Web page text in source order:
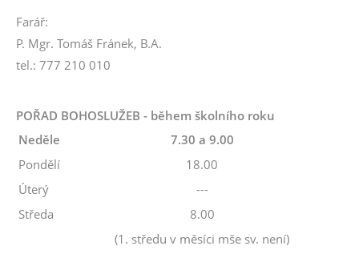
Farář:
P. Mgr. Tomáš Fránek, B.A.
tel.: 777 210 010
POŘAD BOHOSLUŽEB - během školního roku
Neděle
7.30 a 9.00
Pondělí
18.00
Úterý
---
Středa
8.00
(1. středu v měsíci mše sv. není)